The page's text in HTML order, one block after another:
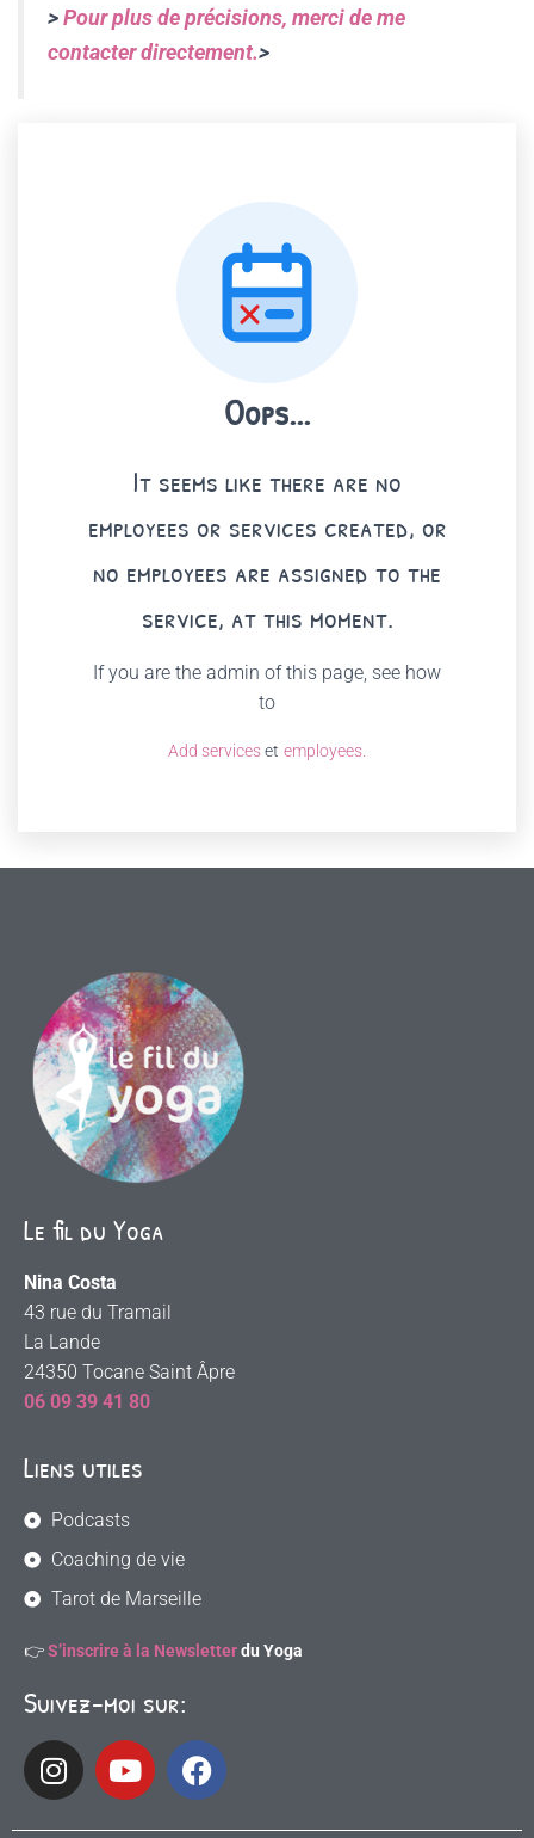
>Pour plus de précisions, merci de me
contacter directement.>
Oops...
It seems like there are no
employees or services created, or
no employees are assigned to the
service, at this moment.
If you are the admin of this page, see how
to
Add serviceset employees.
Le fil du Yoga
Nina Costa
43 rue du Tramail
La Lande
24350 Tocane Saint Âpre
06 09 39 41 80
Liens utiles
Podcasts
Coaching de vie
Tarot de Marseille
👉S’inscrire à la Newsletterdu Yoga
Suivez-moi sur: